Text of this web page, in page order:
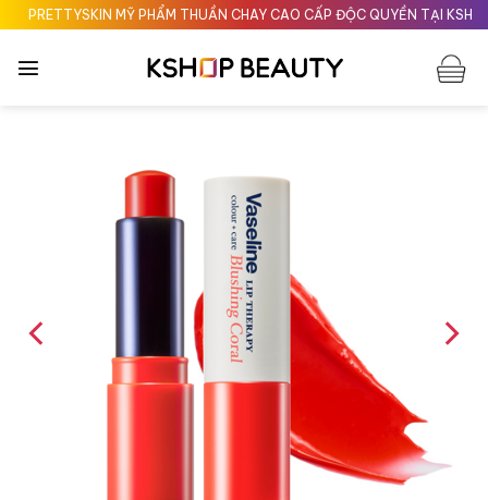
Chuyển
đến
nội
PRETTYSKIN MỸ PHẨM THUẦN CHAY CAO CẤP ĐỘC QUYỀN TẠI